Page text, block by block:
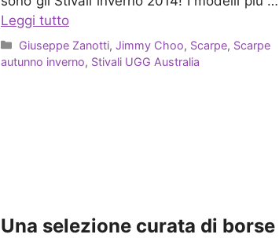
Leggi tutto
Categorie
Giuseppe Zanotti,Jimmy Choo, Scarpe, Scarpe
autunno inverno, Stivali UGG Australia
Una selezione curata di borse